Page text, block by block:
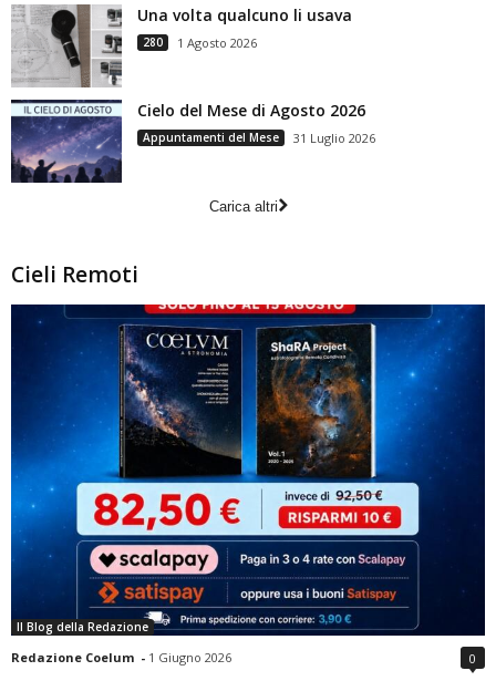
Una volta qualcuno li usava
280 1 Agosto 2026
Cielo del Mese di Agosto 2026
Appuntamenti del Mese 31 Luglio 2026
Carica altri
Cieli Remoti
Il Blog della Redazione
Redazione Coelum - 1 Giugno 2026 0